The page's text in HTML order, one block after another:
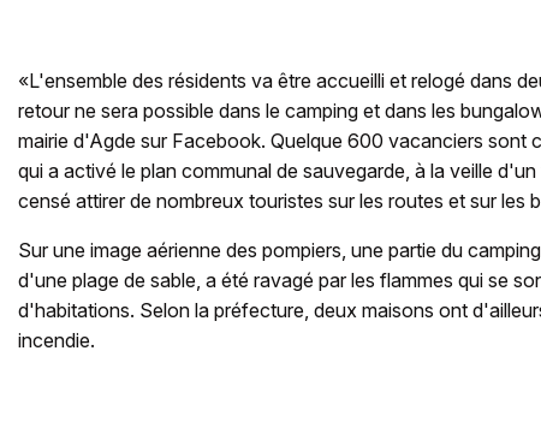
«L'ensemble des résidents va être accueilli et relogé dans
retour ne sera possible dans le camping et dans les
mairie d'Agde sur Facebook. Quelque 600 vacanciers sont
qui a activé le plan communal de sauvegarde, à la veille
censé attirer de nombreux touristes sur les routes et sur les
Sur une image aérienne des pompiers, une partie du
d'une plage de sable, a été ravagé par les flammes qui se
d'habitations. Selon la préfecture, deux maisons ont
incendie.